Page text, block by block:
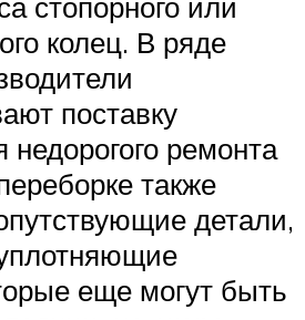
колец. В ряде
поставку
недорогого ремонта
также
детали,
еще могут быть